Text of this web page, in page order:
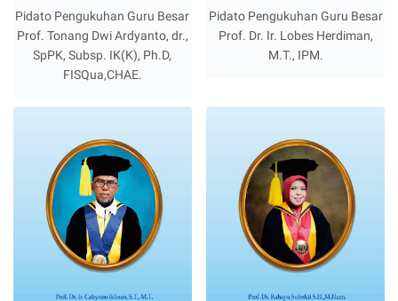
Pidato Pengukuhan Guru Besar
Prof. Tonang Dwi Ardyanto, dr.,
SpPK, Subsp. IK(K), Ph.D,
FISQua,CHAE.
Pidato Pengukuhan Guru Besar
Prof. Dr. Ir. Lobes Herdiman,
M.T., IPM.